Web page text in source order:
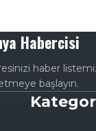
Habercisi
haber
başlayın.